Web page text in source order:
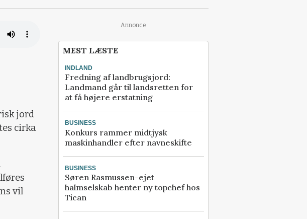
jord
cirka
vil
Annonce
MEST LÆSTE
INDLAND
Fredning af landbrugsjord:
Landmand går til landsretten for
at få højere erstatning
BUSINESS
Konkurs rammer midtjysk
maskinhandler efter navneskifte
BUSINESS
Søren Rasmussen-ejet
halmselskab henter ny topchef hos
Tican